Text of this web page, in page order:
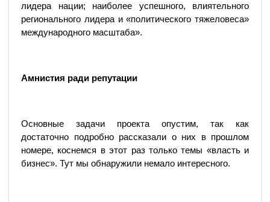
лидера нации; наиболее успешного, влиятельного
регионального лидера и «политического тяжеловеса»
международного масштаба».
Амнистия ради репутации
Основные задачи проекта опустим, так как
достаточно подробно рассказали о них в прошлом
номере, коснемся в этот раз только темы «власть и
бизнес». Тут мы обнаружили немало интересного.